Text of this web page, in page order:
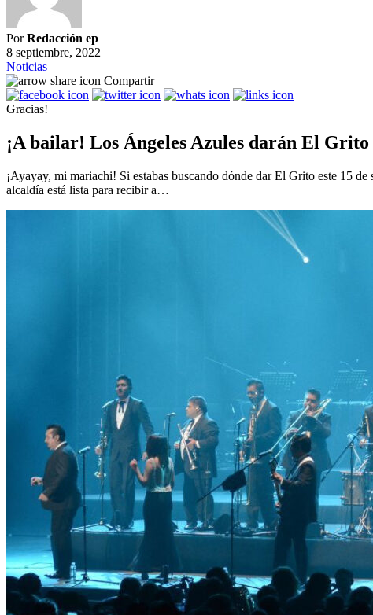
PorRedacción ep
8 septiembre, 2022
Noticias
Compartir
Gracias!
¡A bailar! Los Ángeles Azules darán El Grito
¡Ayayay, mi mariachi! Si estabas buscando dónde dar El Grito este 15
alcaldía está lista para recibir a…